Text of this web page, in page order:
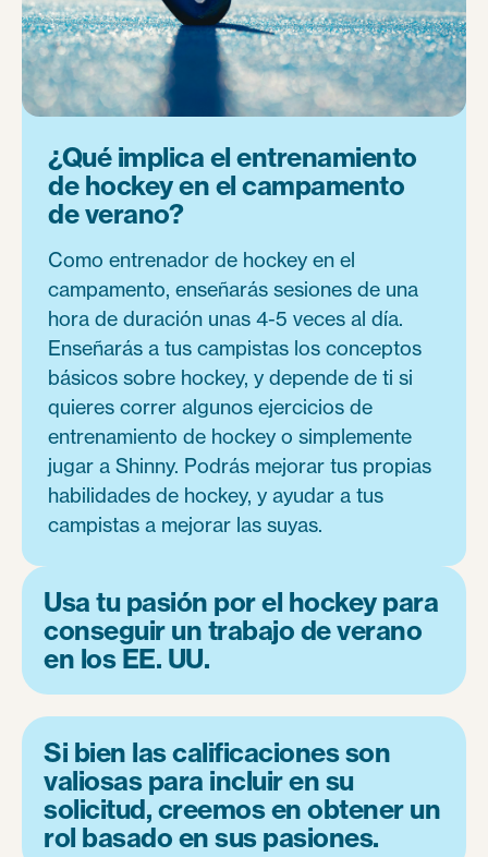
¿Qué implica el entrenamiento
de hockey en el campamento
de verano?
Como entrenador de hockey en el
campamento, enseñarás sesiones de una
hora de duración unas 4-5 veces al día.
Enseñarás a tus campistas los conceptos
básicos sobre hockey, y depende de ti si
quieres correr algunos ejercicios de
entrenamiento de hockey o simplemente
jugar a Shinny. Podrás mejorar tus propias
habilidades de hockey, y ayudar a tus
campistas a mejorar las suyas.
Usa tu pasión por el hockey para
conseguir un trabajo de verano
en los EE. UU.
Si bien las calificaciones son
valiosas para incluir en su
solicitud, creemos en obtener un
rol basado en sus pasiones.